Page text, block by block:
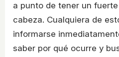
a punto de tener un fuerte
cabeza. Cualquiera de
informarse
saber por qué ocurre y